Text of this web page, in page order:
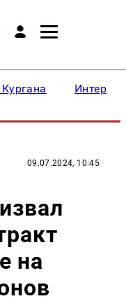
09.07.2024, 10:45
на